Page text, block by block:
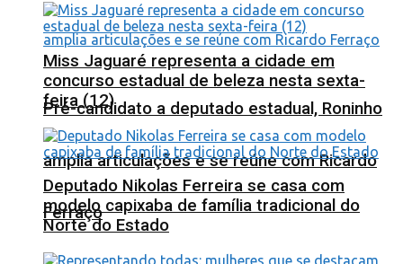
Pré-candidato a deputado estadual, Roninho
amplia articulações e se reúne com Ricardo
Ferraço
Miss Jaguaré representa a cidade em
concurso estadual de beleza nesta sexta-
feira (12)
Deputado Nikolas Ferreira se casa com
modelo capixaba de família tradicional do
Norte do Estado